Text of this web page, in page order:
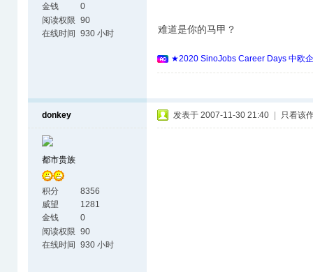
金钱
0
阅读权限 90
在线时间 930 小时 难道是你的马甲？
★2020 SinoJobs Career Days 中欧
donkey
都市贵族
积分
8356
威望
1281
金钱
0
阅读权限 90
在线时间 930 小时
发表于 2007-11-30 21:40 只看该